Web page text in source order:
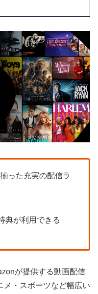
った充実の配信ラ
典が利用できる
が提供する動画配信
メ・スポーツなど幅広い